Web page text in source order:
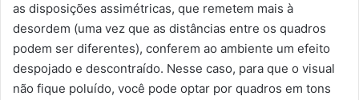
as disposições assimétricas, que remetem mais à
desordem (uma vez que as distâncias entre os quadros
podem ser diferentes), conferem ao ambiente um efeito
despojado e descontraído. Nesse caso, para que o visual
não fique poluído, você pode optar por quadros em tons